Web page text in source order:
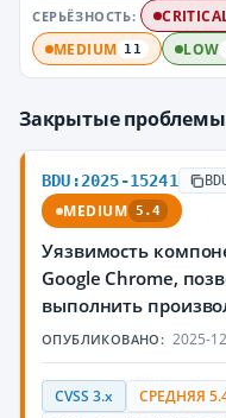
СЕРЬЁЗНОСТЬ:
MEDIUM 11 LOW
Закрытые проблемы
BDU:2025-15241
MEDIUM 5.4
Уязвимость
Google Chrome,
выполнить
ОПУБЛИКОВАНО: 2025-
CVSS 3.x СРЕДНЯЯ